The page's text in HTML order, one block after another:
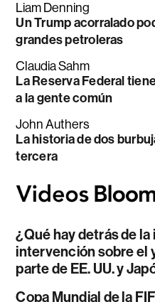
Liam Denning
Un Trump acorralado
grandes petroleras
Claudia Sahm
La Reserva Federal
a la gente común
John Authers
La historia de dos
tercera
¿Qué hay detrás de la
intervención sobre el
parte de EE. UU. y
Copa Mundial de la